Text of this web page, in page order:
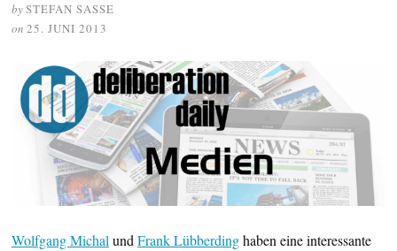
bySTEFAN SASSE
on 25. JUNI 2013
Wolfgang Michal und Frank Lübberdinghaben eine interessante